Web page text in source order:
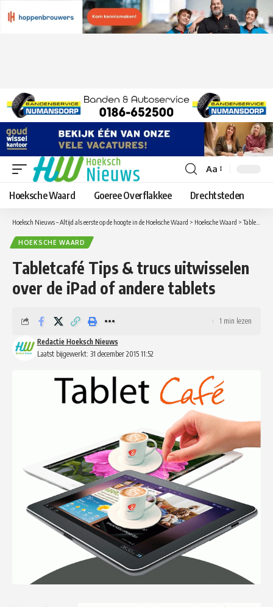
Lettergrootte
aanpassen
Aa
Hoeksche Waard Goeree Overflakkee Drechtsteden
Hoeksch Nieuws – Altijd als eerste op de hoogte in de Hoeksche Waard > Hoeksche Waard >Tabletcafé Tips & trucs uitwisselen over de iPad of andere tablets
HOEKSCHE WAARD
Tabletcafé Tips & trucs uitwisselen
over de iPad of andere tablets
Laatst bijgewerkt: 31 december 2015 11:52
Redactie Hoeksch Nieuws
1 min lezen